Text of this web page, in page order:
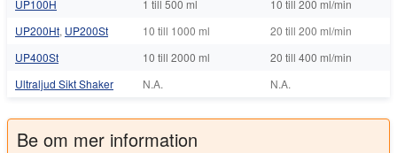
UP100H
1 till 500 ml
10 till 200 ml/min
UP200Ht, UP200St 10 till 1000 ml
20 till 200 ml/min
UP400St
10 till 2000 ml
20 till 400 ml/min
Ultraljud Sikt Shaker
N.A. N.A.
Be om mer information